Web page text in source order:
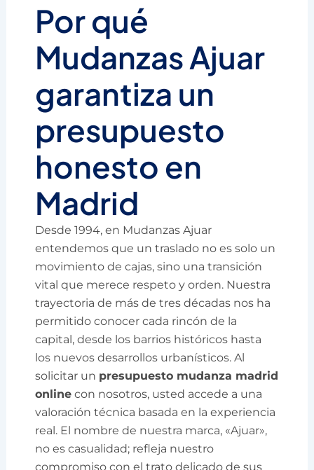
Por qué
Mudanzas Ajuar
garantiza un
presupuesto
honesto en
Madrid
Desde 1994, en Mudanzas Ajuar
entendemos que un traslado no es solo un
movimiento de cajas, sino una transición
vital que merece respeto y orden. Nuestra
trayectoria de más de tres décadas nos ha
permitido conocer cada rincón de la
capital, desde los barrios históricos hasta
los nuevos desarrollos urbanísticos. Al
solicitar un presupuesto mudanza madrid
online con nosotros, usted accede a una
valoración técnica basada en la experiencia
real. El nombre de nuestra marca, «Ajuar»,
no es casualidad; refleja nuestro
compromiso con el trato delicado de sus